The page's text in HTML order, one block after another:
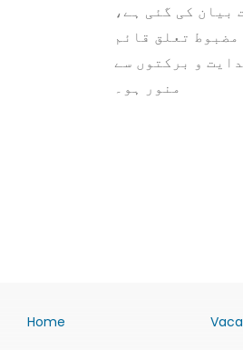
بیان کی گئی ہے،
تعلق قائم
و برکتوں سے
منور ہو۔
Home